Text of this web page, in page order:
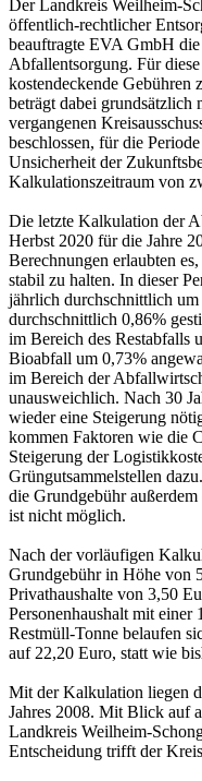
Der Landkreis Weilheim-
öffentlich-rechtlicher
beauftragte EVA GmbH
Abfallentsorgung. Für
kostendeckende Gebühren
beträgt dabei grundsätzlich
vergangenen
beschlossen, für die
Unsicherheit der
Kalkulationszeitraum von
Die letzte Kalkulation der
Herbst 2020 für die Jahre
Berechnungen erlaubten
stabil zu halten. In dieser
jährlich durchschnittlich
durchschnittlich 0,86%
im Bereich des Restabfalls
Bioabfall um 0,73%
im Bereich der
unausweichlich. Nach 30
wieder eine Steigerung
kommen Faktoren wie die
Steigerung der
Grüngutsammelstellen
die Grundgebühr
ist nicht möglich.
Nach der vorläufigen
Grundgebühr in Höhe von
Privathaushalte von 3,50
Personenhaushalt mit
Restmüll-Tonne belaufen
auf 22,20 Euro, statt wie
Mit der Kalkulation liegen
Jahres 2008. Mit Blick auf
Landkreis Weilheim-
Entscheidung trifft der